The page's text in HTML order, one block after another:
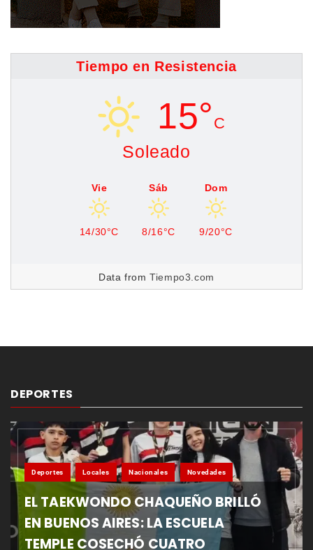
Tiempo en Resistencia
15° C
Soleado
Vie
14/30°C
Sáb
8/16°C
Dom
9/20°C
Data fromTiempo3.com
DEPORTES
Deportes Locales Nacionales Novedades
EL TAEKWONDO CHAQUEÑO BRILLÓ
EN BUENOS AIRES: LA ESCUELA
TEMPLE COSECHÓ CUATRO